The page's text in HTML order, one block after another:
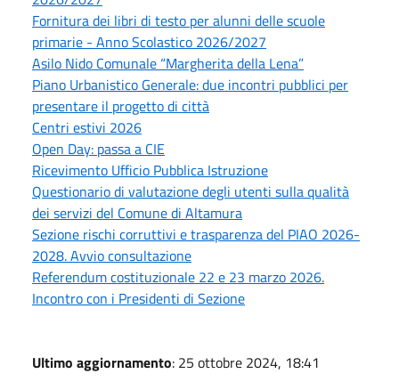
Fornitura dei libri di testo per alunni delle scuole
primarie - Anno Scolastico 2026/2027
Asilo Nido Comunale “Margherita della Lena”
Piano Urbanistico Generale: due incontri pubblici per
presentare il progetto di città
Centri estivi 2026
Open Day: passa a CIE
Ricevimento Ufficio Pubblica Istruzione
Questionario di valutazione degli utenti sulla qualità
dei servizi del Comune di Altamura
Sezione rischi corruttivi e trasparenza del PIAO 2026-
2028. Avvio consultazione
Referendum costituzionale 22 e 23 marzo 2026.
Incontro con i Presidenti di Sezione
Ultimo aggiornamento: 25 ottobre 2024, 18:41